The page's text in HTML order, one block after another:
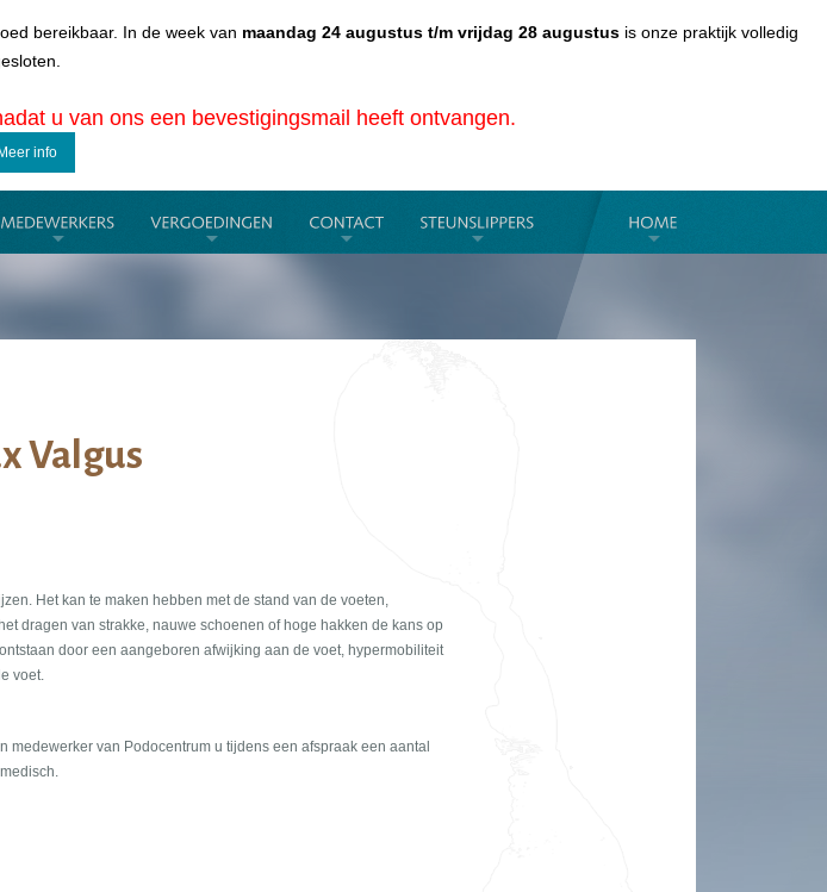
bereikbaar. In de week van maandag 24 augustus t/m vrijdag 28 augustus is onze praktijk volledig
u van ons een bevestigingsmail heeft ontvangen.
Meer info
Valgus
Het kan te maken hebben met de stand van de voeten,
dragen van strakke, nauwe schoenen of hoge hakken de kans op
door een aangeboren afwijking aan de voet, hypermobiliteit
voet.
van Podocentrum u tijdens een afspraak een aantal